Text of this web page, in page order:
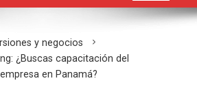
y negocios
¿Buscas capacitación del
en Panamá?